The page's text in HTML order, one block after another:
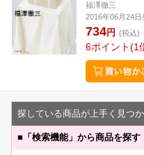
福澤徹三
2016年06月24日
734円 (税込)
6ポイント 1
探している商品が上手く見つ
■ 「検索機能」から商品を探す